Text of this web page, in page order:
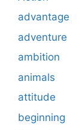
advantage
adventure
ambition
animals
attitude
beginning